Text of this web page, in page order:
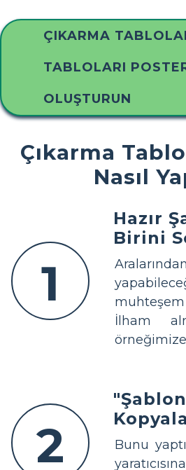
ÇIKARMA
TABLOLARI
OLUŞTURUN
Çıkarma
Nasıl
1
Hazır
Birini
İlham
2
Bunu
yaratıcısına